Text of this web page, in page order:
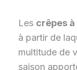
Les crêpes
à partir de
multitude de
saison